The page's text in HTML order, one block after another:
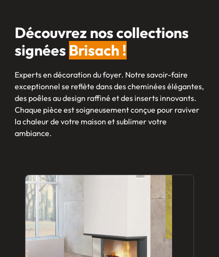
Découvrez nos collections
signées Brisach !
Experts en décoration du foyer. Notre savoir-faire
exceptionnel se reflète dans des cheminées élégantes,
des poêles au design raffiné et des inserts innovants.
Chaque pièce est soigneusement conçue pour raviver
la chaleur de votre maison et sublimer votre
ambiance.